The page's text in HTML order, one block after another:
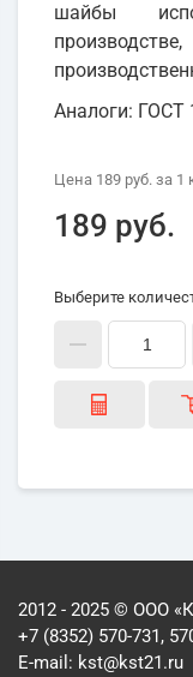
шайбы
Аналоги: ГОСТ
Цена 189 руб. за 1
189 руб.
Выберите
2012 - 2025 © ООО
+7 (8352) 570-731,
E-mail: kst@kst21.ru